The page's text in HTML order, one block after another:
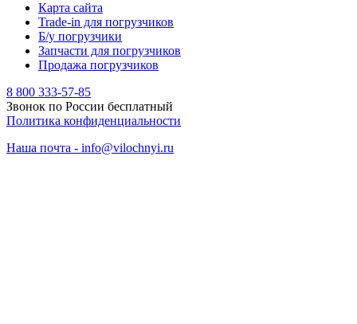
Карта сайта
Trade-in для погрузчиков
Б/у погрузчики
Запчасти для погрузчиков
Продажа погрузчиков
8 800 333-57-85
Звонок по России бесплатный
Политика конфиденциальности
Наша почта - info@vilochnyi.ru